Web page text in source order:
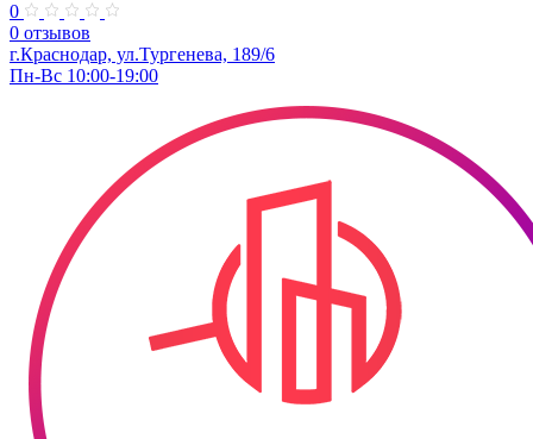
0
0 отзывов
г.Краснодар, ул.Тургенева, 189/6
Пн-Вс 10:00-19:00